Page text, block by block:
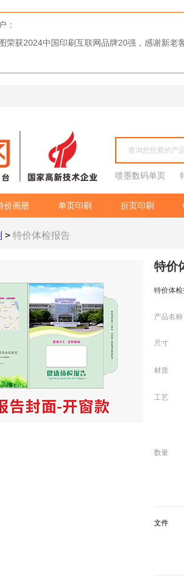
：
荣获2024中国印刷互联网品牌20强，感谢新老
喷墨数码单页
价画册 单页印刷 折页印刷
> 特价体检报告
特价
特价体
产品名称
尺寸
材质
工艺
数量
文件